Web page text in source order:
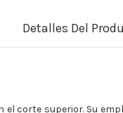
Detalles Del
corte superior. Su